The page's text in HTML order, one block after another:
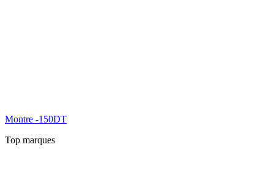
Montre -150DT
Top marques